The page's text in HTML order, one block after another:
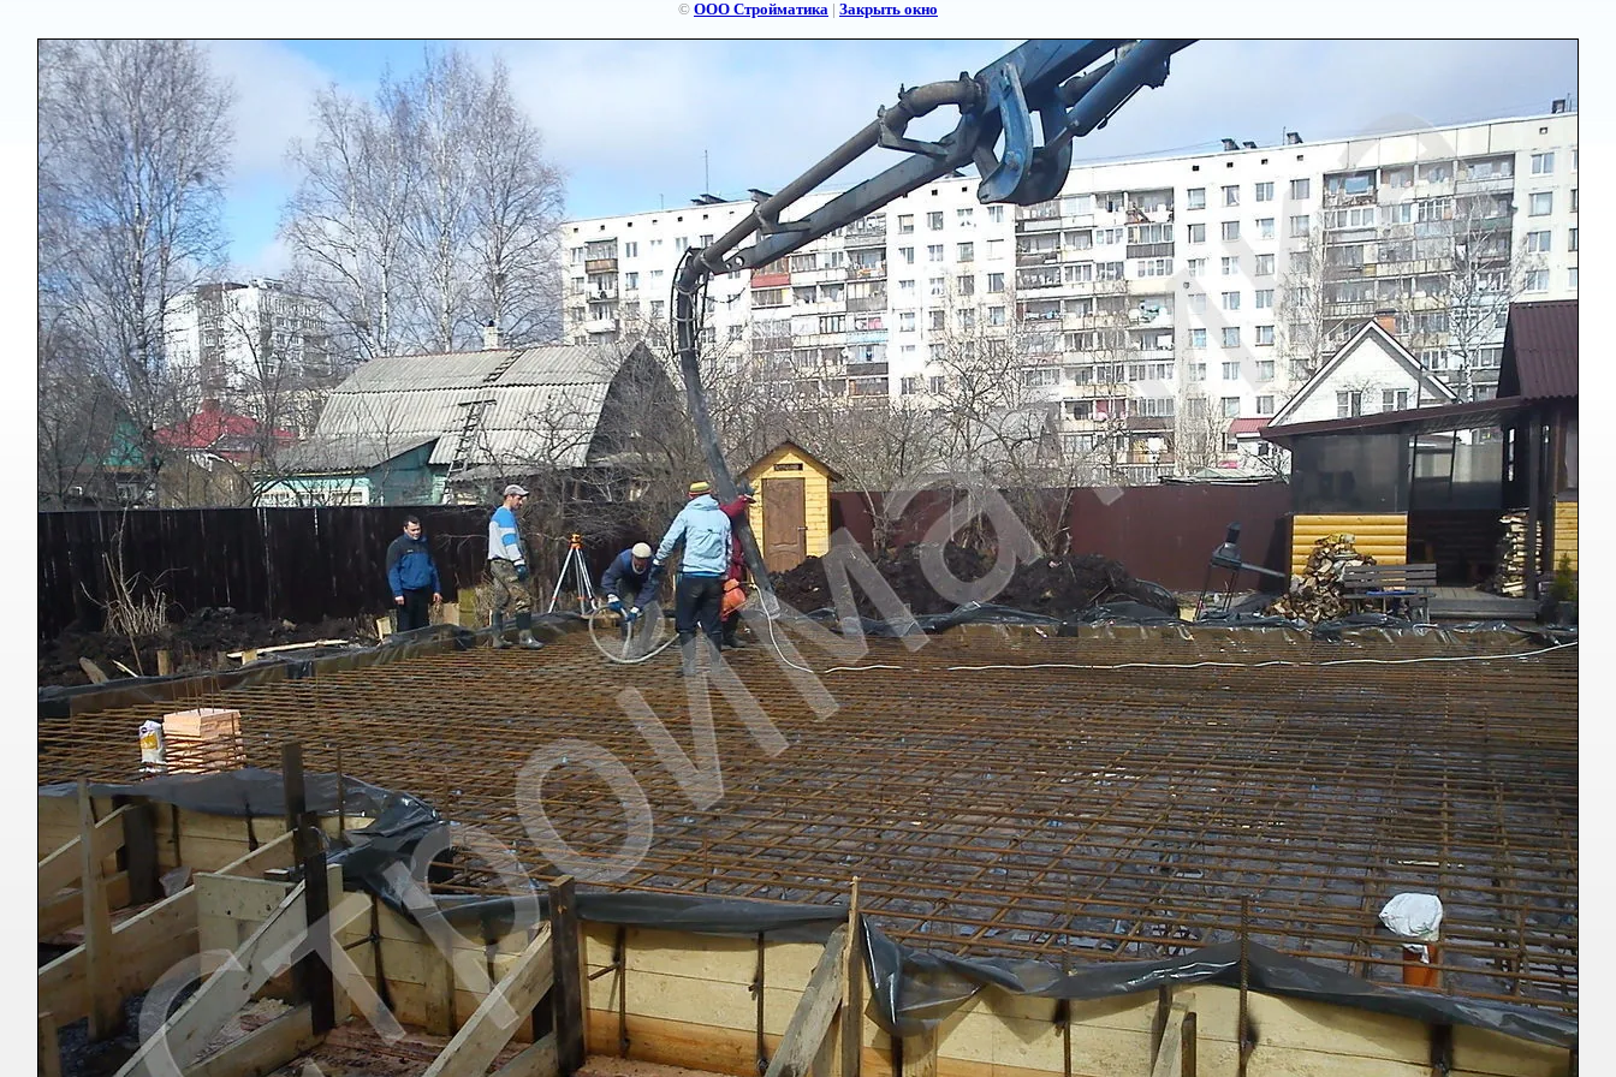
© ООО Стройматика | Закрыть окно